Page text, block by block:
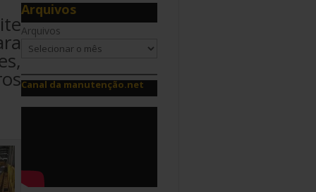
Arquivos
Arquivos
Canal da manutenção.net